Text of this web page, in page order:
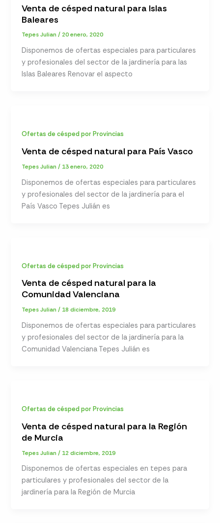
Venta de césped natural para Islas
Baleares
Tepes Julian/ 20 enero, 2020
Disponemos de ofertas especiales para particulares
y profesionales del sector de la jardinería para las
Islas Baleares Renovar el aspecto
Ofertas de césped por Provincias
Venta de césped natural para País Vasco
Tepes Julian/ 13 enero, 2020
Disponemos de ofertas especiales para particulares
y profesionales del sector de la jardinería para el
País Vasco Tepes Julián es
Ofertas de césped por Provincias
Venta de césped natural para la
Comunidad Valenciana
Tepes Julian/ 18 diciembre, 2019
Disponemos de ofertas especiales para particulares
y profesionales del sector de la jardinería para la
Comunidad Valenciana Tepes Julián es
Ofertas de césped por Provincias
Venta de césped natural para la Región
de Murcia
Tepes Julian/ 12 diciembre, 2019
Disponemos de ofertas especiales en tepes para
particulares y profesionales del sector de la
jardinería para la Región de Murcia